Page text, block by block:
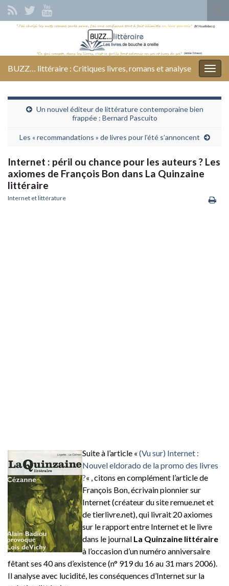
Search for:
BUZZ… littéraire : Critiques livres, romans et analyse
Un nouvel éditeur de littérature contemporaine bien
frappée : Bernard Pascuito
Les « recommandations » de livres pour l’été s’annoncent
Internet : péril ou chance pour les auteurs ? Les
axiomes de François Bon dans La Quinzaine
littéraire
Internet et littérature
Suite à l’article « (Vu sur) Internet :
Nouvel eldorado de la promo des livres
?« , citons en complément l’article de
François Bon, écrivain pionnier sur
Internet (créateur du site remue.net et
de tierlivre.net), qui livrait 20 axiomes
sur le rapport entre Internet et le livre
dans le journal La Quinzaine littéraire
à l’occasion d’un numéro anniversaire
fêtant ses 40 ans d’existence (n° 919 du 16 au 31 mars 2006).
Il analyse avec lucidité, les conséquences d’Internet sur la